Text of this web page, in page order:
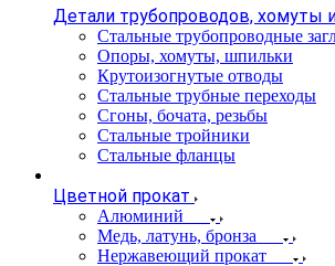
Детали трубопроводов, хомуты
Стальные трубопроводные
Опоры, хомуты, шпильки
Крутоизогнутые отводы
Стальные трубные переходы
Сгоны, бочата, резьбы
Стальные тройники
Стальные фланцы
Цветной прокат
Алюминий
Медь, латунь, бронза
Нержавеющий прокат